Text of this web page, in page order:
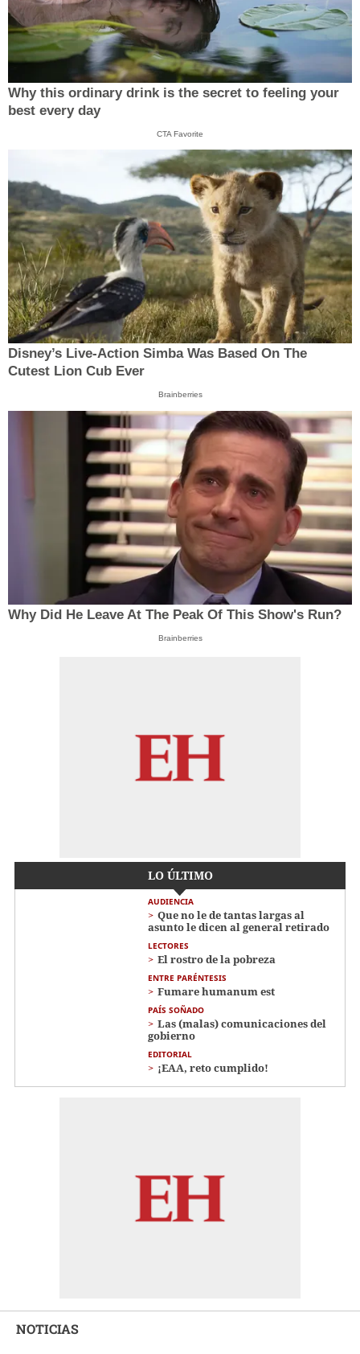
Why this ordinary drink is the secret to feeling your
best every day
CTA Favorite
Disney’s Live-Action Simba Was Based On The
Cutest Lion Cub Ever
Brainberries
Why Did He Leave At The Peak Of This Show's Run?
Brainberries
LO ÚLTIMO
AUDIENCIA
Que no le de tantas largas al
asunto le dicen al general retirado
LECTORES
El rostro de la pobreza
ENTRE PARÉNTESIS
Fumare humanum est
PAÍS SOÑADO
Las (malas) comunicaciones del
gobierno
EDITORIAL
¡EAA, reto cumplido!
NOTICIAS